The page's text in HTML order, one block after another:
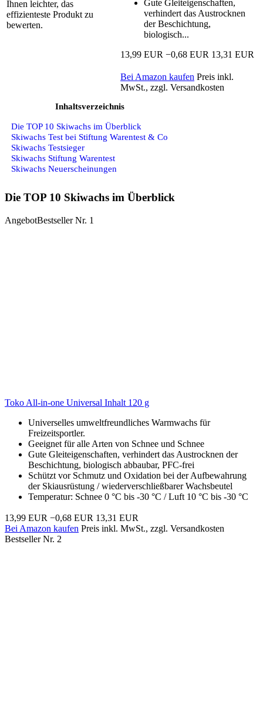
Ihnen leichter, das
effizienteste Produkt zu
bewerten.
Gute Gleiteigenschaften,
verhindert das Austrocknen
der Beschichtung,
biologisch...
13,99 EUR −0,68 EUR 13,31 EUR
Bei Amazon kaufen Preis inkl.
MwSt., zzgl. Versandkosten
Inhaltsverzeichnis
Die TOP 10 Skiwachs im Überblick
Skiwachs Test bei Stiftung Warentest & Co
Skiwachs Testsieger
Skiwachs Stiftung Warentest
Skiwachs Neuerscheinungen
Die TOP 10 Skiwachs im Überblick
AngebotBestseller Nr. 1
Toko All-in-one Universal Inhalt 120 g
Universelles umweltfreundliches Warmwachs für
Freizeitsportler.
Geeignet für alle Arten von Schnee und Schnee
Gute Gleiteigenschaften, verhindert das Austrocknen der
Beschichtung, biologisch abbaubar, PFC-frei
Schützt vor Schmutz und Oxidation bei der Aufbewahrung
der Skiausrüstung / wiederverschließbarer Wachsbeutel
Temperatur: Schnee 0 °C bis -30 °C / Luft 10 °C bis -30 °C
13,99 EUR −0,68 EUR 13,31 EUR
Bei Amazon kaufen Preis inkl. MwSt., zzgl. Versandkosten
Bestseller Nr. 2